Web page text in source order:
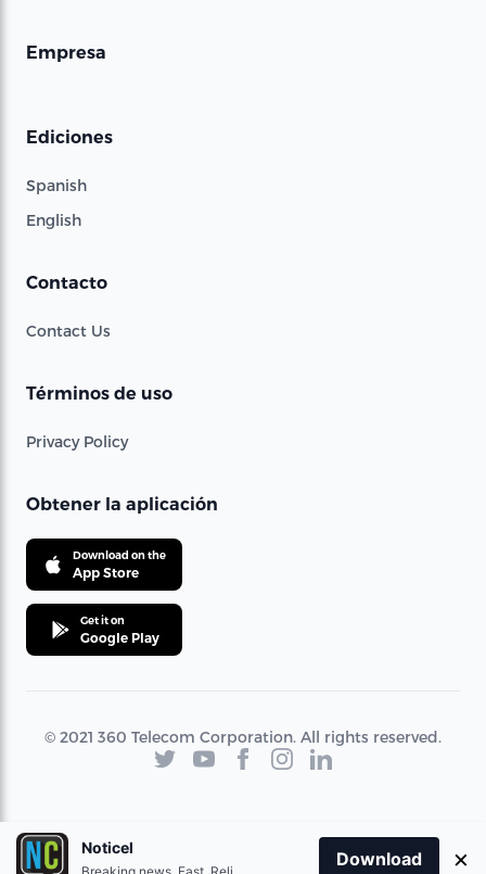
Empresa
Ediciones
Spanish
English
Contacto
Contact Us
Términos de uso
Privacy Policy
Obtener la aplicación
Download on the
App Store
Get it on
Google Play
© 2021 360 Telecom Corporation. All rights reserved.
Noticel
Download ×